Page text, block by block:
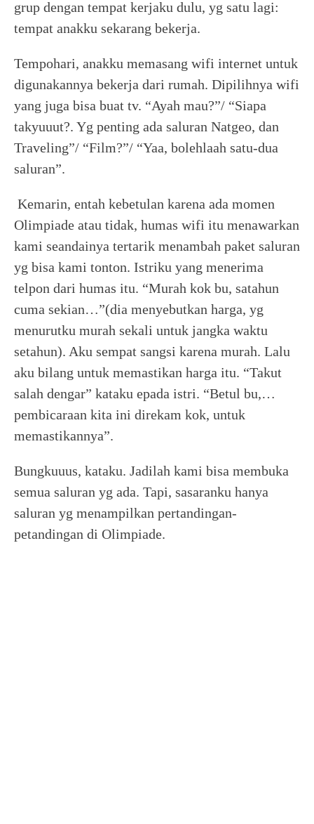
grup dengan tempat kerjaku dulu, yg satu lagi:
tempat anakku sekarang bekerja.
Tempohari, anakku memasang wifi internet untuk
digunakannya bekerja dari rumah. Dipilihnya wifi
yang juga bisa buat tv. “Ayah mau?”/ “Siapa
takyuuut?. Yg penting ada saluran Natgeo, dan
Traveling”/ “Film?”/ “Yaa, bolehlaah satu-dua
saluran”.
Kemarin, entah kebetulan karena ada momen
Olimpiade atau tidak, humas wifi itu menawarkan
kami seandainya tertarik menambah paket saluran
yg bisa kami tonton. Istriku yang menerima
telpon dari humas itu. “Murah kok bu, satahun
cuma sekian…”(dia menyebutkan harga, yg
menurutku murah sekali untuk jangka waktu
setahun). Aku sempat sangsi karena murah. Lalu
aku bilang untuk memastikan harga itu. “Takut
salah dengar” kataku epada istri. “Betul bu,…
pembicaraan kita ini direkam kok, untuk
memastikannya”.
Bungkuuus, kataku. Jadilah kami bisa membuka
semua saluran yg ada. Tapi, sasaranku hanya
saluran yg menampilkan pertandingan-
petandingan di Olimpiade.